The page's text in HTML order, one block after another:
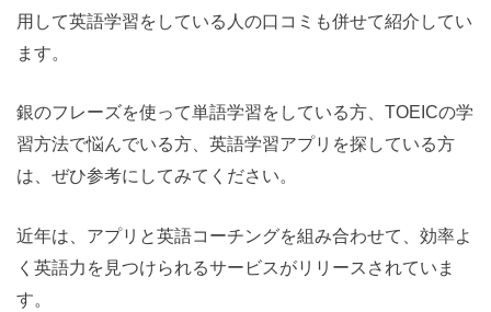
用して英語学習をしている人の口コミも併せて紹介してい
ます。
銀のフレーズを使って単語学習をしている方、TOEICの学
習方法で悩んでいる方、英語学習アプリを探している方
は、ぜひ参考にしてみてください。
近年は、アプリと英語コーチングを組み合わせて、効率よ
く英語力を見つけられるサービスがリリースされていま
す。